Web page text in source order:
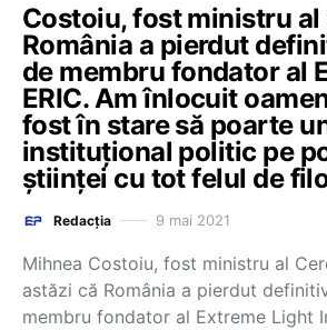
Costoiu, fost ministru
România a pierdut
de membru fondator al
ERIC. Am înlocuit
fost în stare să poarte
instituţional politic pe
ştiinţei cu tot felul de
Redacția 9 mai 2021
Mihnea Costoiu, fost ministru al
astăzi că România a pierdut
membru fondator al Extreme Light